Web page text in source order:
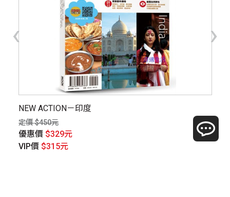
NEW ACTION－印度
定價 $450元
優惠價 $329元
VIP價 $315元
‹ ›